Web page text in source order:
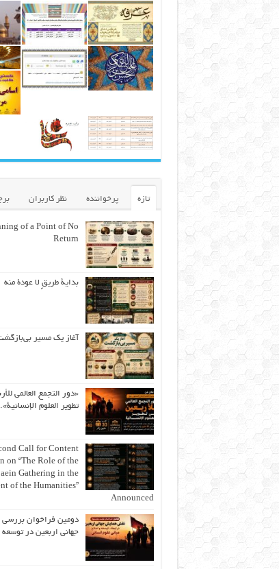
تازه پرخواننده نظر کاربران
of a Point of No
Return
بداية طريقٍ لا عودة منه
آغاز یک مسیر
«دور التجمع العالمي
تطوير العلوم الإنسانية».
Call for Content
on “The Role of the
Gathering in the
of the Humanities”
Announced
دومین فراخوان
جهانی اربعین در توسعه